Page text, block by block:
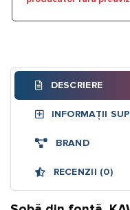
DESCRIERE
INFORMAȚII
BRAND
RECENZII (0)